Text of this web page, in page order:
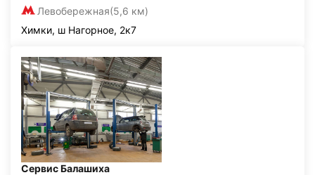
Левобережная(5,6 км)
Химки, ш Нагорное, 2к7
Сервис Балашиха